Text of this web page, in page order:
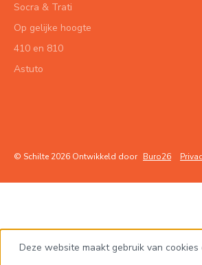
Socra & Trati
Op gelijke hoogte
410 en 810
Astuto
© Schilte 2026 Ontwikkeld door Buro26
Deze website maakt gebruik van